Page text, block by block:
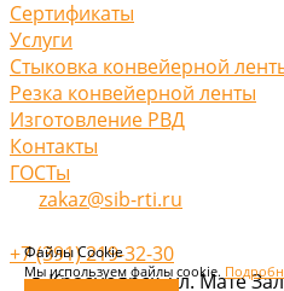
Файлы Cookie
Мы используем файлы cookie.
Сертификаты
Услуги
Стыковка конвейерной
Резка конвейерной ленты
Изготовление РВД
Контакты
ГОСТы
zakaz@sib-rti.ru
+7 (391) 219-32-30
г. Красноярск, ул. Мате